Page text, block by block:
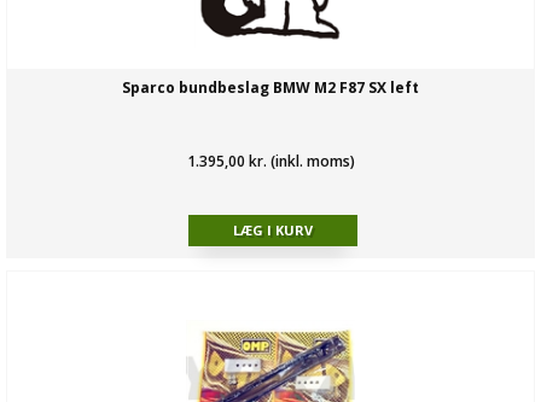
Sparco bundbeslag BMW M2 F87 SX left
1.395,00 kr. (inkl. moms)